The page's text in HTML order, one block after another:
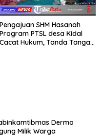
Pengajuan SHM Hasanah
Program PTSL desa Kidal
Cacat Hukum, Tanda Tangan
Dermo
Milik Warga